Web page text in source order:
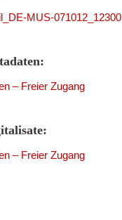
MUS-071012_12300
– Freier Zugang
– Freier Zugang